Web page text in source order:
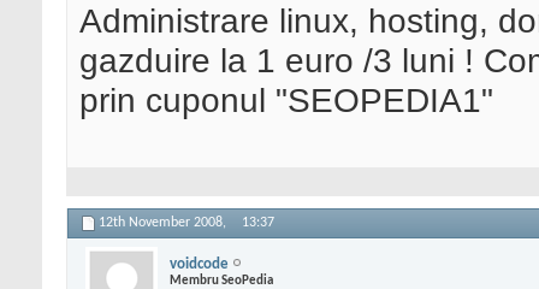
Administrare linux, hosting,
gazduire la 1 euro /3 luni !
prin cuponul "SEOPEDIA1"
12th November 2008, 13:37
voidcode
Membru SeoPedia